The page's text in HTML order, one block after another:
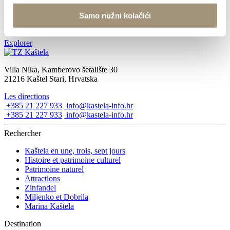
Samo nužni kolačići
pression urbaine, bruits assourdissants, intense trafic, sans stress.
Choix idéal pour un voyage de repos, de belles vacances, un séjour
estival où vous n’aurez...
Explorer
Villa Nika, Kamberovo šetalište 30
21216 Kaštel Stari, Hrvatska
Les directions
+385 21 227 933 info@kastela-info.hr
+385 21 227 933 info@kastela-info.hr
Rechercher
Kaštela en une, trois, sept jours
Histoire et patrimoine culturel
Patrimoine naturel
Attractions
Zinfandel
Miljenko et Dobrila
Marina Kaštela
Destination